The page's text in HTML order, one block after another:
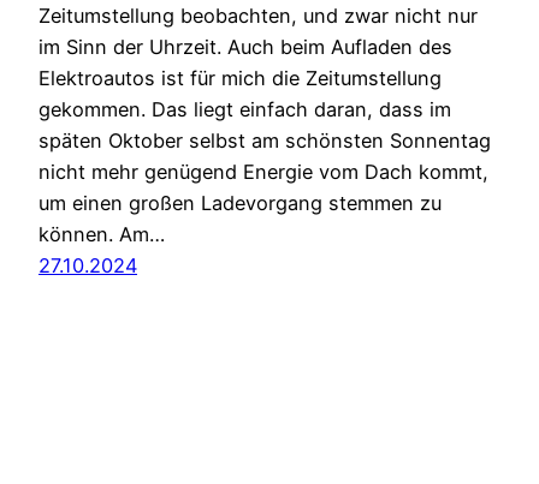
Zeitumstellung beobachten, und zwar nicht nur
im Sinn der Uhrzeit. Auch beim Aufladen des
Elektroautos ist für mich die Zeitumstellung
gekommen. Das liegt einfach daran, dass im
späten Oktober selbst am schönsten Sonnentag
nicht mehr genügend Energie vom Dach kommt,
um einen großen Ladevorgang stemmen zu
können. Am…
27.10.2024